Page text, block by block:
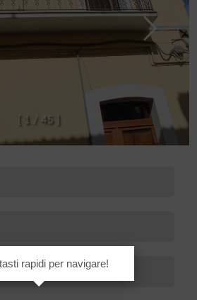
1 / 4 5
rapidi per navigare!